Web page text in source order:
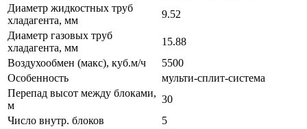
Диаметр жидкостных труб
хладагента, мм
9.52
Диаметр газовых труб
хладагента, мм
15.88
Воздухообмен (макс), куб.м/ч
5500
Особенность
мульти-сплит-система
Перепад высот между блоками,
м
30
Число внутр. блоков
5